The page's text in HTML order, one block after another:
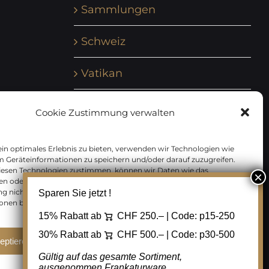
Cookie Zustimmung verwalten
optimales Erlebnis zu bieten, verwenden wir Technologien wie
Geräteinformationen zu speichern und/oder darauf zuzugreifen.
Technologien zustimmen, können wir Daten wie das
oder eindeutige IDs auf dieser Website verarbeiten. Wenn Sie Ihre
nicht erteilen oder zurückziehen, können bestimmte Merkmale
beeinträchtigt werden.
Ablehnen Cookie Einstellungen
Sammlungen
Schweiz
Vatikan
Zensurbelege Österreich
Zensurbelege Schweiz
Sparen Sie jetzt !
15% Rabatt ab CHF 250.– | Code: p15-250
30% Rabatt ab
CHF 500.– | Code: p30-500
Gültig auf das gesamte Sortiment,